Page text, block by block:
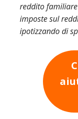
reddito
imposte sul
ipotizzando di